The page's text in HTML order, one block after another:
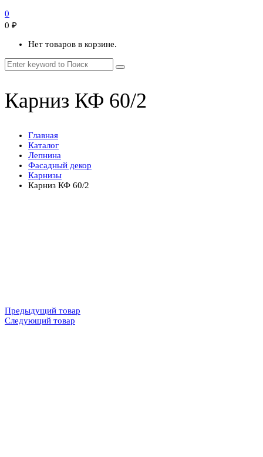
0
0 ₽
Нет товаров в корзине.
Карниз КФ 60/2
Главная
Каталог
Лепнина
Фасадный декор
Карнизы
Карниз КФ 60/2
Предыдущий товар
Следующий товар